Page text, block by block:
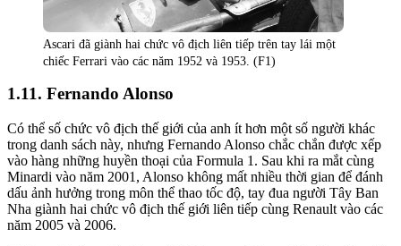
Ascari đã giành hai chức vô địch liên tiếp trên tay lái một
chiếc Ferrari vào các năm 1952 và 1953. (F1)
Fernando Alonso
Có thể số chức vô địch thế giới của anh ít hơn một số người khác
trong danh sách này, nhưng Fernando Alonso chắc chắn được xếp
vào hàng những huyền thoại của Formula 1. Sau khi ra mắt cùng
Minardi vào năm 2001, Alonso không mất nhiều thời gian để đánh
dấu ảnh hưởng trong môn thể thao tốc độ, tay đua người Tây Ban
Nha giành hai chức vô địch thế giới liên tiếp cùng Renault vào các
năm 2005 và 2006.